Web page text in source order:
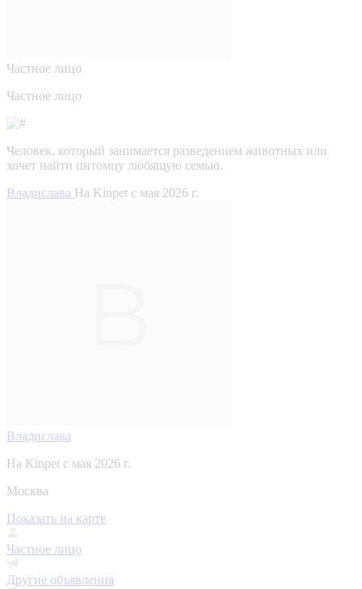
Частное лицо
Частное лицо
Человек, который занимается разведением животных или
хочет найти питомцу любящую семью.
Владислава На Kinpet c мая 2026 г.
Владислава
На Kinpet c мая 2026 г.
Москва
Показать на карте
Частное лицо
Другие объявления